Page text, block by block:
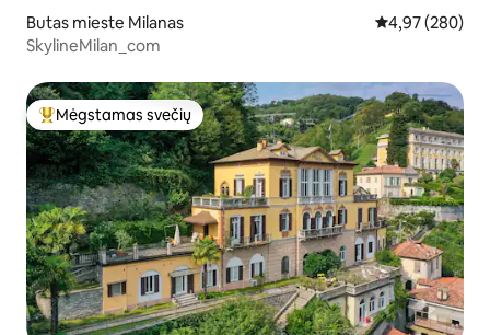
Butas mieste Milanas Vidutinis
4,97 (280)
SkylineMilan_com
Svečių mėgstamiausias
Mėgstamas svečių